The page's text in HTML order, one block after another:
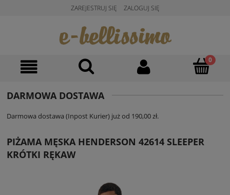
ZAREJESTRUJ SIĘ ZALOGUJ SIĘ
DARMOWA DOSTAWA
Darmowa dostawa (Inpost Kurier) już od 190,00 zł.
PIŻAMA MĘSKA HENDERSON 42614 SLEEPER
KRÓTKI RĘKAW